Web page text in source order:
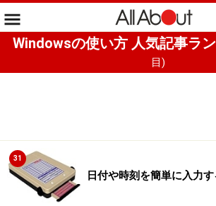
Windowsの使い方 人気記事ラ
目)
31
日付や時刻を簡単に入力す